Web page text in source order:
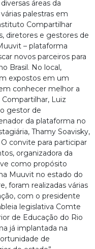
áreas da
palestras em
Compartilhar
diretores e gestores de
– plataforma
novos parceiros para
Brasil. No local,
expostos em um
conhecer melhor a
Luiz
gestor de
da plataforma no
Thamy Soavisky,
convite para participar
organizadora da
como propósito
Muuvit no estado do
foram realizadas várias
com o presidente
legislativa Comte
de Educação do Rio
já implantada na
de